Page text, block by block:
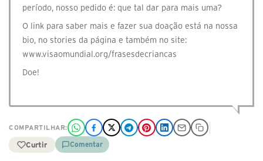
período, nosso pedido é: que tal dar para mais uma?
O link para saber mais e fazer sua doação está na nossa
bio, no stories da página e também no site:
www.visaomundial.org/frasesdecriancas⠀
Doe!
COMPARTILHAR:
Curtir Comentar